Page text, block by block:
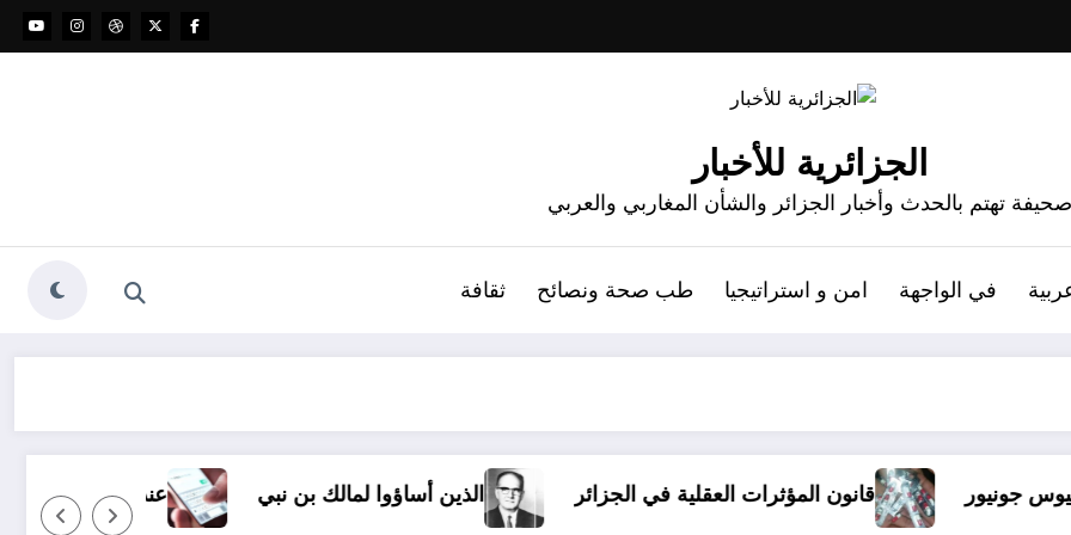
الجزائرية للأخبار
صحيفة تهتم بالحدث وأخبار الجزائر والشأن المغاربي والعربي
في الواجهة امن و استراتيجيا طب صحة ونصائح ثقافة
قانون المؤثرات العقلية في الجزائر الذين أساؤوا لمالك بن نبي عندما ترسل رسالة نصية إلى